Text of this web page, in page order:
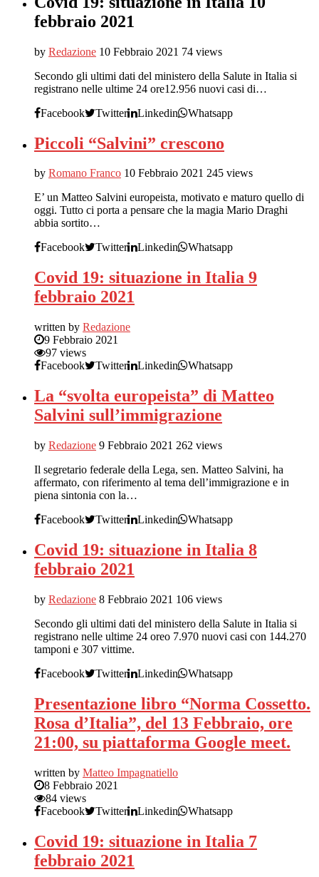
febbraio 2021
by Redazione 10 Febbraio 2021 74 views
Secondo gli ultimi dati del ministero della Salute in Italia si
registrano nelle ultime 24 ore12.956 nuovi casi di…
Facebook
Twitter Linkedin Whatsapp
Piccoli “Salvini” crescono
by Romano Franco 10 Febbraio 2021 245 views
E’ un Matteo Salvini europeista, motivato e maturo quello di
oggi. Tutto ci porta a pensare che la magia Mario Draghi
abbia sortito…
Facebook
Twitter Linkedin Whatsapp
Covid 19: situazione in Italia 9
febbraio 2021
written by Redazione
9 Febbraio 2021
97 views
Facebook
Twitter Linkedin Whatsapp
La “svolta europeista” di Matteo
Salvini sull’immigrazione
by Redazione 9 Febbraio 2021 262 views
Il segretario federale della Lega, sen. Matteo Salvini, ha
affermato, con riferimento al tema dell’immigrazione e in
piena sintonia con la…
Facebook
Twitter Linkedin Whatsapp
Covid 19: situazione in Italia 8
febbraio 2021
by Redazione 8 Febbraio 2021 106 views
Secondo gli ultimi dati del ministero della Salute in Italia si
registrano nelle ultime 24 oreo 7.970 nuovi casi con 144.270
tamponi e 307 vittime.
Facebook
Twitter Linkedin Whatsapp
Presentazione libro “Norma Cossetto.
Rosa d’Italia”, del 13 Febbraio, ore
21:00, su piattaforma Google meet.
written by Matteo Impagnatiello
8 Febbraio 2021
84 views
Facebook
Twitter Linkedin Whatsapp
Covid 19: situazione in Italia 7
febbraio 2021